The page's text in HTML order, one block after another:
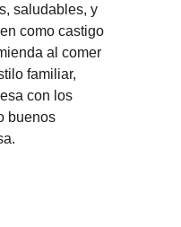
saludables, y
como castigo
al comer
familiar,
con los
buenos